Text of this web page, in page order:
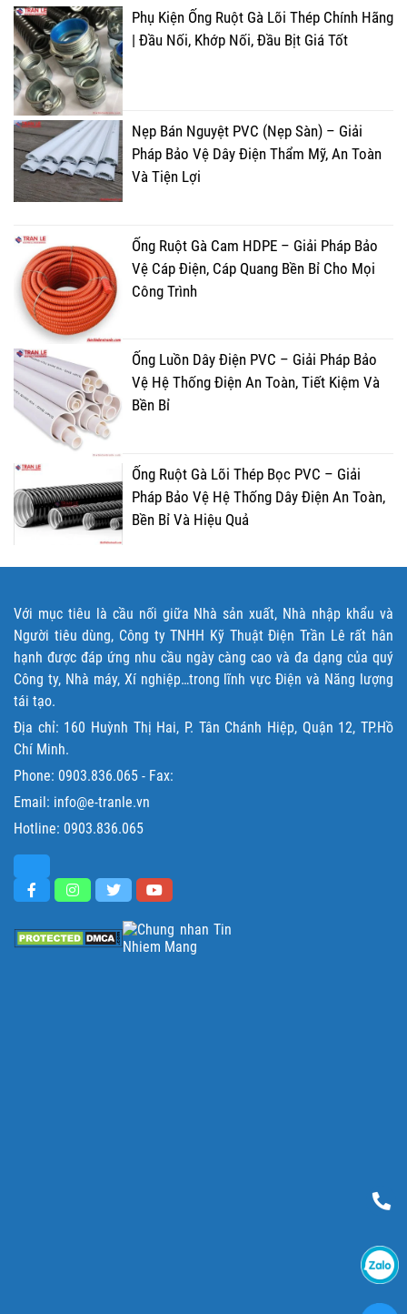
Phụ Kiện Ống Ruột Gà Lõi Thép Chính Hãng
| Đầu Nối, Khớp Nối, Đầu Bịt Giá Tốt
Nẹp Bán Nguyệt PVC (Nẹp Sàn) – Giải
Pháp Bảo Vệ Dây Điện Thẩm Mỹ, An Toàn
Và Tiện Lợi
Ống Ruột Gà Cam HDPE – Giải Pháp Bảo
Vệ Cáp Điện, Cáp Quang Bền Bỉ Cho Mọi
Công Trình
Ống Luồn Dây Điện PVC – Giải Pháp Bảo
Vệ Hệ Thống Điện An Toàn, Tiết Kiệm Và
Bền Bỉ
Ống Ruột Gà Lõi Thép Bọc PVC – Giải
Pháp Bảo Vệ Hệ Thống Dây Điện An Toàn,
Bền Bỉ Và Hiệu Quả
Với mục tiêu là cầu nối giữa Nhà sản xuất, Nhà nhập khẩu và
Người tiêu dùng, Công ty TNHH Kỹ Thuật Điện Trần Lê rất hân
hạnh được đáp ứng nhu cầu ngày càng cao và đa dạng của quý
Công ty, Nhà máy, Xí nghiệp…trong lĩnh vực Điện và Năng lượng
tái tạo.
Địa chỉ: 160 Huỳnh Thị Hai, P. Tân Chánh Hiệp, Quận 12, TP.Hồ
Chí Minh.
Phone: 0903.836.065 - Fax:
Email: info@e-tranle.vn
Hotline: 0903.836.065